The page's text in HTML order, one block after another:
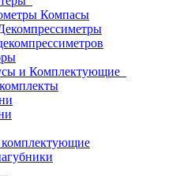
Компасы
и Комплектующие